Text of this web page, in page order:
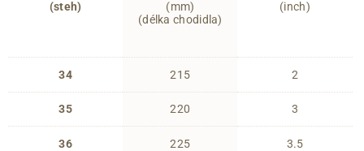
(steh)
34
35
36
(mm)
(délka chodidla)
215
220
225
(inch)
2
3
3.5